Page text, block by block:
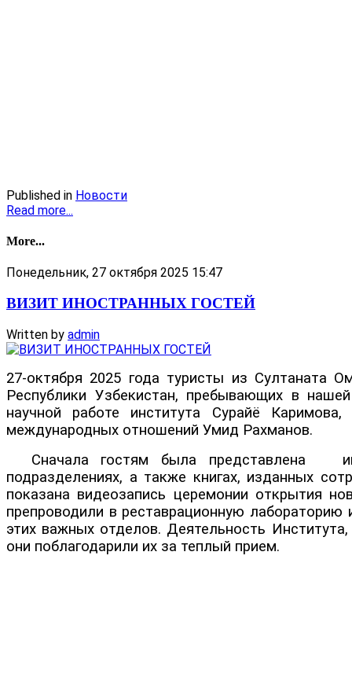
Published in Новости
Read more...
More...
Понедельник, 27 октября 2025 15:47
ВИЗИТ ИНОСТРАННЫХ ГОСТЕЙ
Written by admin
27-октября 2025 года туристы из Султаната
Республики Узбекистан, пребывающих в
научной работе института Сурайё
международных отношений Умид Рахманов.
Сначала гостям была представлена
подразделениях, а также книгах, изданных
показана видеозапись церемонии открытия
препроводили в реставрационную
этих важных отделов. Деятельность
они поблагодарили их за теплый прием.